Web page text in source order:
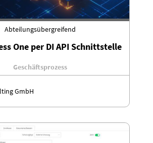
Abteilungsübergreifend
One per DI API Schnittstelle
Geschäftsprozess
GmbH